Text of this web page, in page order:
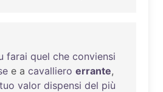
farai quel che conviensi
e a cavalliero errante,
tuo valor dispensi del più